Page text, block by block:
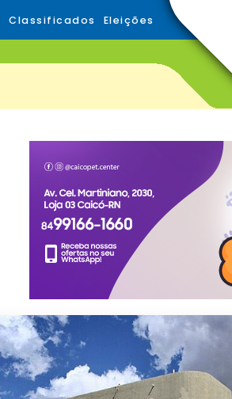
Classificados Eleições